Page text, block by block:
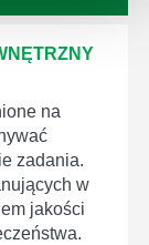
na
zadania.
w
jakości